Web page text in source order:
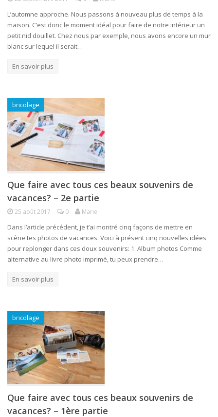
L’automne approche. Nous passons à nouveau plus de temps à la
maison. C’est donc le moment idéal pour faire de notre intérieur un
petit nid douillet. Chez nous par exemple, nous avons encore un mur
blanc sur lequel il serait…
En savoir plus
bricolage
Que faire avec tous ces beaux souvenirs de
vacances? – 2e partie
25 août 2017 0 Marie
Dans l’article précédent, je t’ai montré cinq façons de mettre en
scène tes photos de vacances. Voici à présent cinq nouvelles idées
pour replonger dans ces doux souvenirs: 1. Album photos Comme
alternative au livre photo imprimé, tu peux prendre…
En savoir plus
bricolage
Que faire avec tous ces beaux souvenirs de
vacances? – 1ère partie